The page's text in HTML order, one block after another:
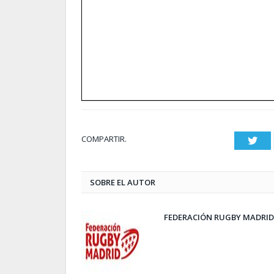
COMPARTIR.
SOBRE EL AUTOR
FEDERACIÓN RUGBY MADRID